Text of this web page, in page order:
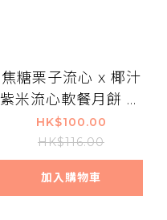
焦糖栗子流心 x 椰汁
紫米流心軟餐月餅 禮
盒兩件裝
HK$100.00
HK$116.00
加入購物車